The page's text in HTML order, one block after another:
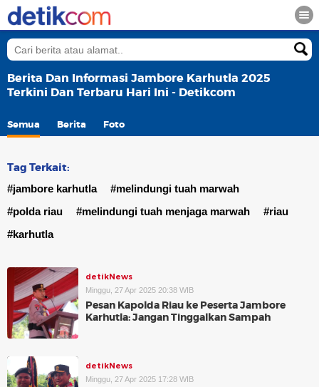
Berita Dan Informasi Jambore Karhutla 2025
Terkini Dan Terbaru Hari Ini - Detikcom
Semua Berita Foto
Tag Terkait:
#jambore karhutla
#melindungi tuah marwah
#polda riau
#melindungi tuah menjaga marwah
#riau
#karhutla
detikNews
Minggu, 27 Apr 2025 20:38 WIB
Pesan Kapolda Riau ke Peserta Jambore
Karhutla: Jangan Tinggalkan Sampah
detikNews
Minggu, 27 Apr 2025 17:28 WIB